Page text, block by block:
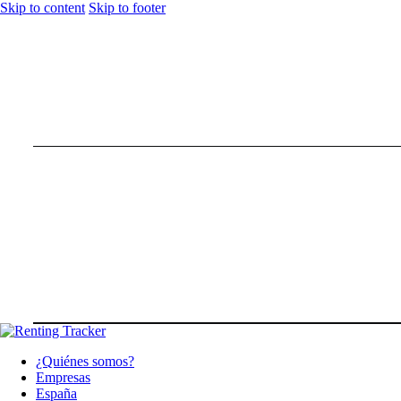
Skip to content Skip to footer
¿Quiénes somos?
Empresas
España